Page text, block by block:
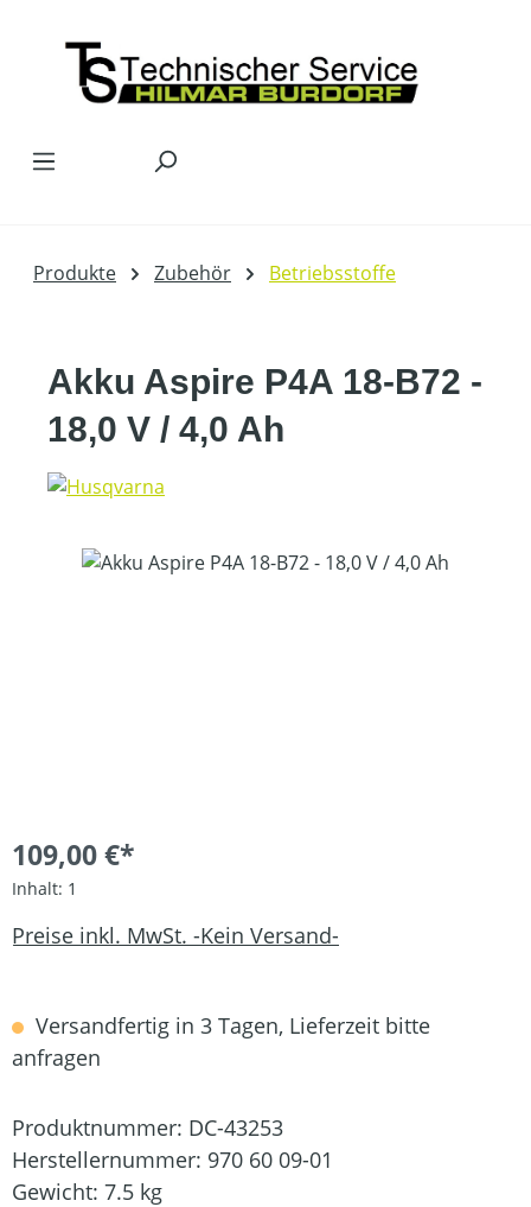
Produkte Zubehör Betriebsstoffe
Akku Aspire P4A 18-B72 -
18,0 V / 4,0 Ah
Bildergalerie überspringen
109,00 €*
Inhalt: 1
Preise inkl. MwSt. -Kein Versand-
Versandfertig in 3 Tagen, Lieferzeit bitte
anfragen
Produktnummer: DC-43253
Herstellernummer: 970 60 09-01
Gewicht: 7.5 kg